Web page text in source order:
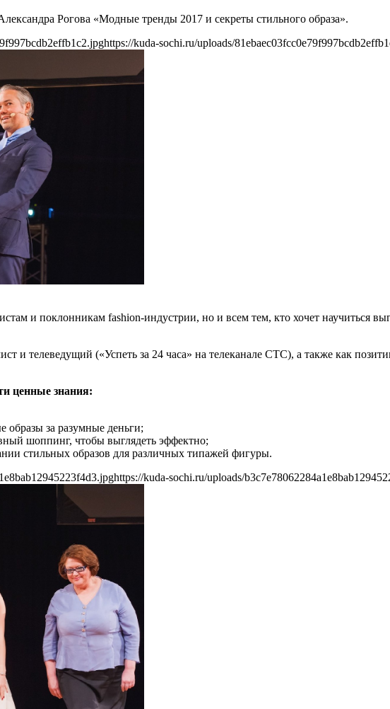
Рогова «Модные тренды 2017 и секреты стильного образа».
https://kuda-sochi.ru/uploads/
и поклонникам fashion-индустрии, но и всем тем, кто хочет научиться
и телеведущий («Успеть за 24 часа» на телеканале СТС), а также как
ценные знания:
образы за разумные деньги;
шоппинг, чтобы выглядеть эффектно;
стильных образов для различных типажей фигуры.
https://kuda-sochi.ru/uploads/